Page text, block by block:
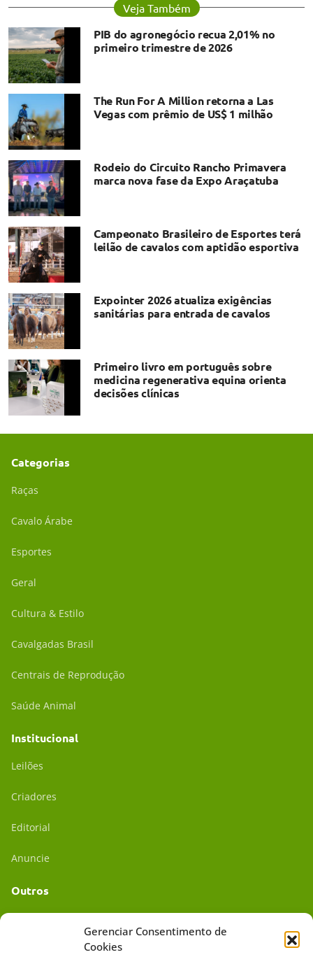
Gerenciar Consentimento de
Cookies
Veja Também
PIB do agronegócio recua 2,01% no
primeiro trimestre de 2026
The Run For A Million retorna a Las
Vegas com prêmio de US$ 1 milhão
Rodeio do Circuito Rancho Primavera
marca nova fase da Expo Araçatuba
Campeonato Brasileiro de Esportes terá
leilão de cavalos com aptidão esportiva
Expointer 2026 atualiza exigências
sanitárias para entrada de cavalos
Primeiro livro em português sobre
medicina regenerativa equina orienta
decisões clínicas
Categorias
Raças
Cavalo Árabe
Esportes
Geral
Cultura & Estilo
Cavalgadas Brasil
Centrais de Reprodução
Saúde Animal
Institucional
Leilões
Criadores
Editorial
Anuncie
Outros